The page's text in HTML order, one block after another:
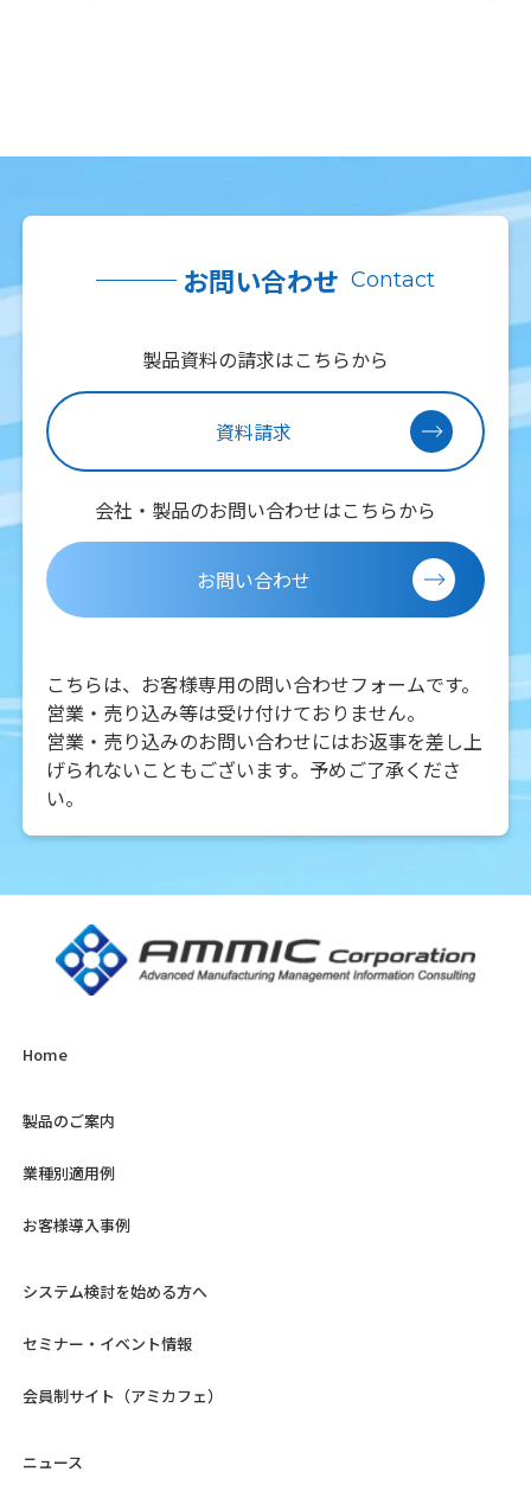
お問い合わせ Contact
製品資料の請求はこちらから
資料請求
会社・製品のお問い合わせはこちらから
お問い合わせ
こちらは、お客様専用の問い合わせフォームです。
営業・売り込み等は受け付けておりません。
営業・売り込みのお問い合わせにはお返事を差し上
げられないこともございます。予めご了承くださ
い。
Home
製品のご案内
業種別適用例
お客様導入事例
システム検討を始める方へ
セミナー・イベント情報
会員制サイト（アミカフェ）
ニュース